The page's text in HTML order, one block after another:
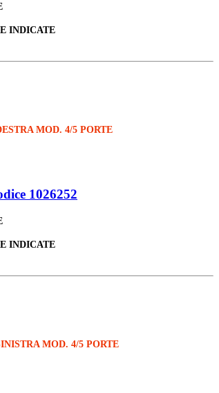
INDICATE
MOD. 4/5 PORTE
1026252
INDICATE
MOD. 4/5 PORTE